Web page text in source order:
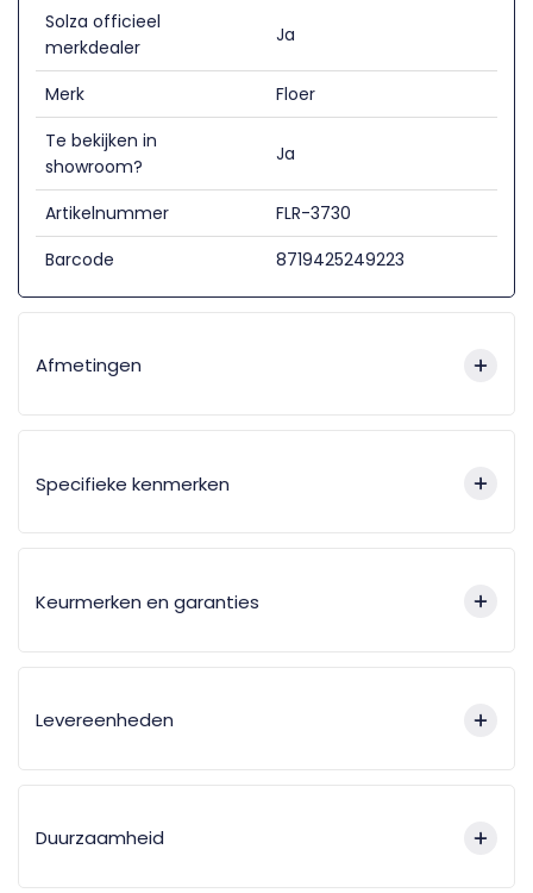
Solza officieel
merkdealer
Ja
Merk
Floer
Te bekijken in
showroom?
Ja
Artikelnummer
FLR-3730
Barcode
8719425249223
Afmetingen
Specifieke kenmerken
Keurmerken en garanties
Levereenheden
Duurzaamheid